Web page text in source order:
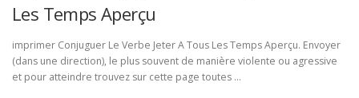
Les Temps Aperçu
imprimer Conjuguer Le Verbe Jeter A Tous Les Temps Aperçu. Envoyer
(dans une direction), le plus souvent de manière violente ou agressive
et pour atteindre trouvez sur cette page toutes …